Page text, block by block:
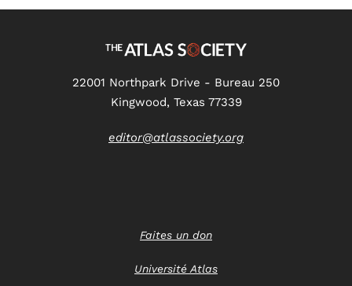
22001 Northpark Drive - Bureau 250
Kingwood, Texas 77339
editor@atlassociety.org
Faites un don
Université Atlas